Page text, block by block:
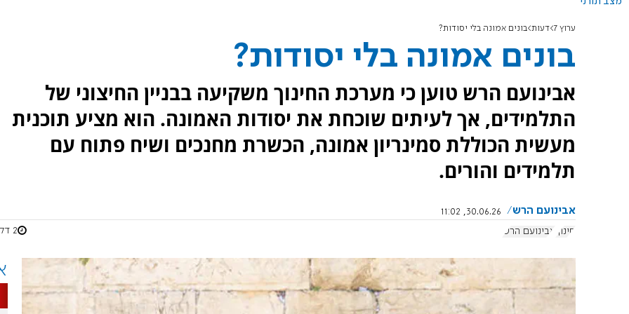
ערוץ 7 דעות בונים אמונה בלי יסודות?
בונים אמונה בלי יסודות?
אבינועם הרש טוען כי מערכת החינוך משקיעה בבניין החיצוני של
התלמידים, אך לעיתים שוכחת את יסודות האמונה. הוא מציע תוכנית
מעשית הכוללת סמינריון אמונה, הכשרת מחנכים ושיח פתוח עם
תלמידים והורים.
אבינועם הרש
30.06.26, 11:02
חינוך
אבינועם הרש 2 דקות